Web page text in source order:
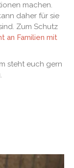
machen.
daher für sie
Zum Schutz
an Familien mit
steht euch gern